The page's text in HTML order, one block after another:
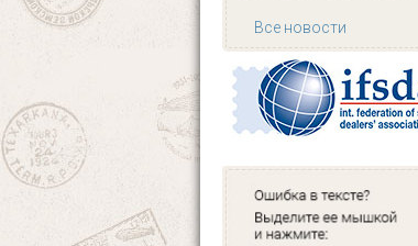
Все новости